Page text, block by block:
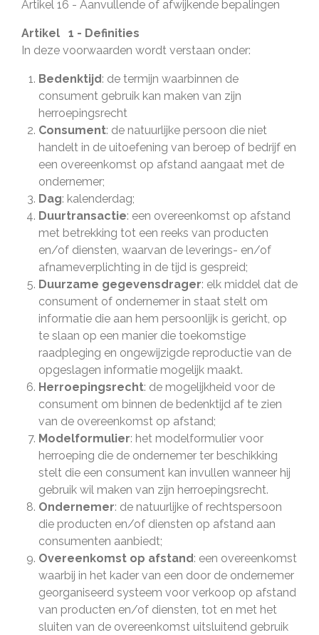
Artikel 16 - Aanvullende of afwijkende bepalingen
Artikel 1 - Definities
In deze voorwaarden wordt verstaan onder:
Bedenktijd: de termijn waarbinnen de
consument gebruik kan maken van zijn
herroepingsrecht
Consument: de natuurlijke persoon die niet
handelt in de uitoefening van beroep of bedrijf en
een overeenkomst op afstand aangaat met de
ondernemer;
Dag: kalenderdag;
Duurtransactie: een overeenkomst op afstand
met betrekking tot een reeks van producten
en/of diensten, waarvan de leverings- en/of
afnameverplichting in de tijd is gespreid;
Duurzame gegevensdrager: elk middel dat de
consument of ondernemer in staat stelt om
informatie die aan hem persoonlijk is gericht, op
te slaan op een manier die toekomstige
raadpleging en ongewijzigde reproductie van de
opgeslagen informatie mogelijk maakt.
Herroepingsrecht: de mogelijkheid voor de
consument om binnen de bedenktijd af te zien
van de overeenkomst op afstand;
Modelformulier: het modelformulier voor
herroeping die de ondernemer ter beschikking
stelt die een consument kan invullen wanneer hij
gebruik wil maken van zijn herroepingsrecht.
Ondernemer: de natuurlijke of rechtspersoon
die producten en/of diensten op afstand aan
consumenten aanbiedt;
Overeenkomst op afstand: een overeenkomst
waarbij in het kader van een door de ondernemer
georganiseerd systeem voor verkoop op afstand
van producten en/of diensten, tot en met het
sluiten van de overeenkomst uitsluitend gebruik